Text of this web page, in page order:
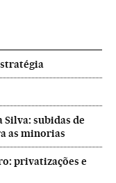
subidas de
as minorias
privatizações e